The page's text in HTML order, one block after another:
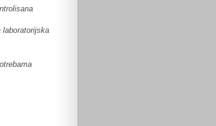
laboratorijska